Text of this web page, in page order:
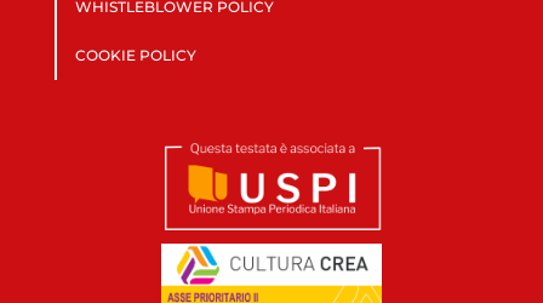
WHISTLEBLOWER POLICY
COOKIE POLICY